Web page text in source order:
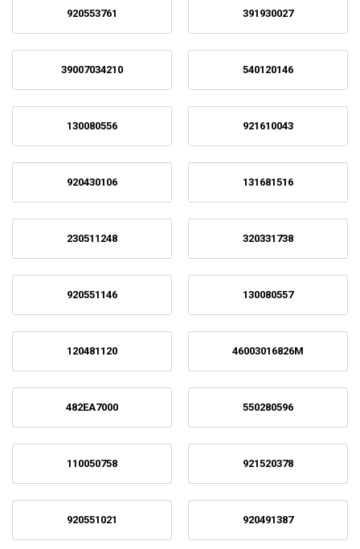
920553761 391930027
39007034210 540120146
130080556 921610043
920430106 131681516
230511248 320331738
920551146 130080557
120481120 46003016826M
482EA7000 550280596
110050758 921520378
920551021 920491387